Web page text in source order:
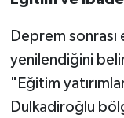
Deprem sonrası
yenilendiğini
"Eğitim
Dulkadiroğlu